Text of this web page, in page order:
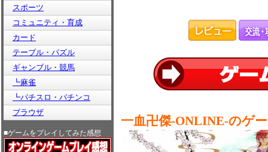
スポーツ
コミュニティ・育成
カード
テーブル・パズル
ギャンブル・競馬
┗麻雀
┗パチスロ・パチンコ
ブラウザ
■ゲームをプレイしてみた感想
一血卍傑-ONLINE-のゲ